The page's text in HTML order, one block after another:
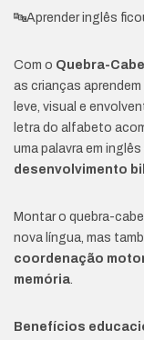
🔤Aprender inglês
Com o Quebra-
as crianças
leve, visual e
letra do alfabeto
uma palavra em
desenvolvimento
Montar o quebra-
nova língua, mas
coordenação
memória.
Benefícios